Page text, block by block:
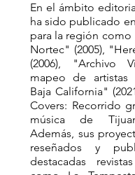
En el ámbito
ha sido publicado
para la región como
Nortec" (2005),
(2006), "Archivo
mapeo de artistas
Baja California"
Covers: Recorrido
música de
Además, sus
reseñados y
destacadas